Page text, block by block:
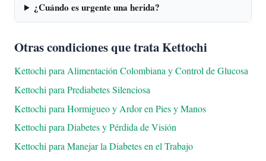
¿Cuándo es urgente una herida?
Otras condiciones que trata Kettochi
Kettochi para Alimentación Colombiana y Control de Glucosa
Kettochi para Prediabetes Silenciosa
Kettochi para Hormigueo y Ardor en Pies y Manos
Kettochi para Diabetes y Pérdida de Visión
Kettochi para Manejar la Diabetes en el Trabajo